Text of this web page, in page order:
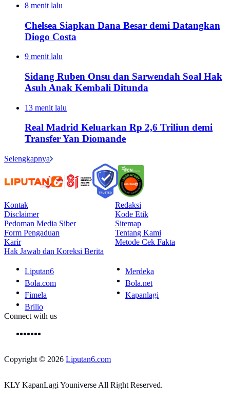
8 menit lalu
Chelsea Siapkan Dana Besar demi Datangkan
Diogo Costa
9 menit lalu
Sidang Ruben Onsu dan Sarwendah Soal Hak
Asuh Anak Kembali Ditunda
13 menit lalu
Real Madrid Keluarkan Rp 2,6 Triliun demi
Transfer Yan Diomande
Selengkapnya
Kontak
Redaksi
Disclaimer
Kode Etik
Pedoman Media Siber
Sitemap
Form Pengaduan
Tentang Kami
Karir
Metode Cek Fakta
Hak Jawab dan Koreksi Berita
Liputan6
Merdeka
Bola.com
Bola.net
Fimela
Kapanlagi
Brilio
Connect with us
Copyright © 2026 Liputan6.com
KLY KapanLagi Youniverse All Right Reserved.